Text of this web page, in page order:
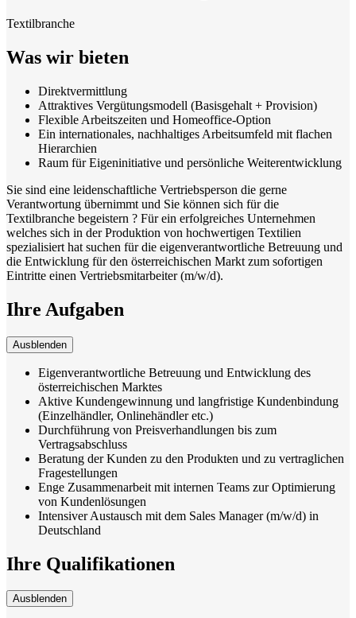
Textilbranche
Was wir bieten
Direktvermittlung
Attraktives Vergütungsmodell (Basisgehalt + Provision)
Flexible Arbeitszeiten und Homeoffice-Option
Ein internationales, nachhaltiges Arbeitsumfeld mit flachen
Hierarchien
Raum für Eigeninitiative und persönliche Weiterentwicklung
Sie sind eine leidenschaftliche Vertriebsperson die gerne
Verantwortung übernimmt und Sie können sich für die
Textilbranche begeistern ? Für ein erfolgreiches Unternehmen
welches sich in der Produktion von hochwertigen Textilien
spezialisiert hat suchen für die eigenverantwortliche Betreuung und
die Entwicklung für den österreichischen Markt zum sofortigen
Eintritte einen Vertriebsmitarbeiter (m/w/d).
Ihre Aufgaben
Ausblenden
Eigenverantwortliche Betreuung und Entwicklung des
österreichischen Marktes
Aktive Kundengewinnung und langfristige Kundenbindung
(Einzelhändler, Onlinehändler etc.)
Durchführung von Preisverhandlungen bis zum
Vertragsabschluss
Beratung der Kunden zu den Produkten und zu vertraglichen
Fragestellungen
Enge Zusammenarbeit mit internen Teams zur Optimierung
von Kundenlösungen
Intensiver Austausch mit dem Sales Manager (m/w/d) in
Deutschland
Ihre Qualifikationen
Ausblenden